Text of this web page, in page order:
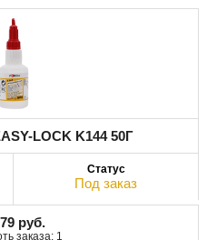
LOCK K144 50Г
Под заказ
руб.
заказа: 1